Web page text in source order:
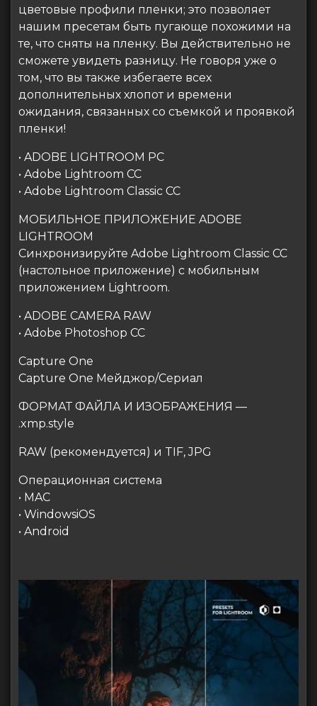
цветовые профили пленки; это позволяет
нашим пресетам быть пугающе похожими на
те, что сняты на пленку. Вы действительно не
сможете увидеть разницу. Не говоря уже о
том, что вы также избегаете всех
дополнительных хлопот и времени
ожидания, связанных со съемкой и проявкой
пленки!
• ADOBE LIGHTROOM PC
• Adobe Lightroom CC
• Adobe Lightroom Classic CC
МОБИЛЬНОЕ ПРИЛОЖЕНИЕ ADOBE
LIGHTROOM
Синхронизируйте Adobe Lightroom Classic CC
(настольное приложение) с мобильным
приложением Lightroom.
• ADOBE CAMERA RAW
• Adobe Photoshop CC
Capture One
Capture One Мейджор/Сериал
ФОРМАТ ФАЙЛА И ИЗОБРАЖЕНИЯ —
.xmp.style
RAW (рекомендуется) и TIF, JPG
Операционная система
• MAC
• WindowsiOS
• Android